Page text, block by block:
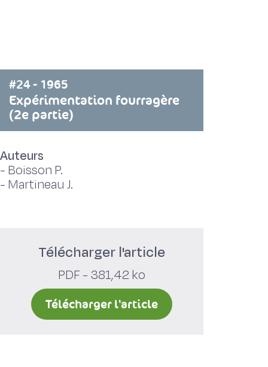
#24 - 1965
Expérimentation fourragère
(2e partie)
Auteurs
- Boisson P.
- Martineau J.
Télécharger l'article
PDF - 381,42 ko
Télécharger l'article